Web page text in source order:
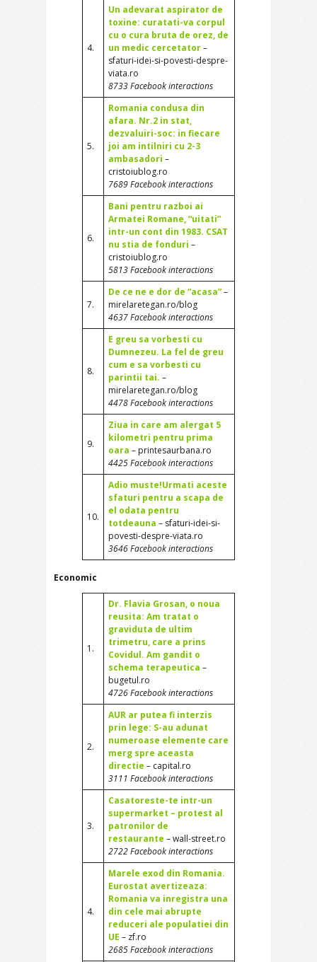
4.
Un adevarat aspirator de
toxine: curatati-va corpul
cu o cura bruta de orez, de
un medic cercetator–
sfaturi-idei-si-povesti-despre-
viata.ro
8733 Facebook interactions
5.
Romania condusa din
afara. Nr.2 in stat,
dezvaluiri-soc: in fiecare
joi am intilniri cu 2-3
ambasadori –
cristoiublog.ro
7689 Facebook interactions
6.
Bani pentru razboi ai
Armatei Romane, “uitati”
intr-un cont din 1983. CSAT
nu stia de fonduri –
cristoiublog.ro
5813 Facebook interactions
7.
De ce ne e dor de “acasa”–
mirelaretegan.ro/blog
4637 Facebook interactions
8.
E greu sa vorbesti cu
Dumnezeu. La fel de greu
cum e sa vorbesti cu
parintii tai. –
mirelaretegan.ro/blog
4478 Facebook interactions
9.
Ziua in care am alergat 5
kilometri pentru prima
oara – printesaurbana.ro
4425 Facebook interactions
10.
Adio muste!Urmati aceste
sfaturi pentru a scapa de
el odata pentru
totdeauna – sfaturi-idei-si-
povesti-despre-viata.ro
3646 Facebook interactions
Economic
1.
Dr. Flavia Grosan, o noua
reusita: Am tratat o
graviduta de ultim
trimetru, care a prins
Covidul. Am gandit o
schema terapeutica –
bugetul.ro
4726 Facebook interactions
2.
AUR ar putea fi interzis
prin lege: S-au adunat
numeroase elemente care
merg spre aceasta
directie – capital.ro
3111 Facebook interactions
3.
Casatoreste-te intr-un
supermarket – protest al
patronilor de
restaurante – wall-street.ro
2722 Facebook interactions
4.
Marele exod din Romania.
Eurostat avertizeaza:
Romania va inregistra una
din cele mai abrupte
reduceri ale populatiei din
UE – zf.ro
2685 Facebook interactions